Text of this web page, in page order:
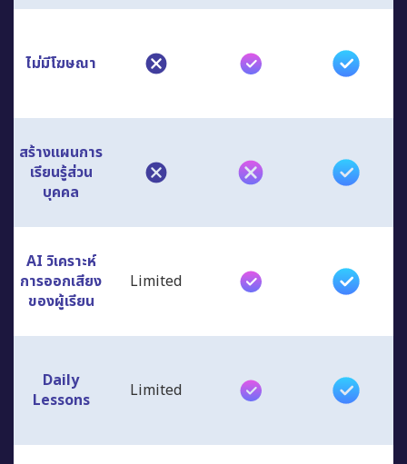
ไม่มีโฆษณา
สร้างแผนการ
เรียนรู้ส่วน
บุคคล
AI วิเคราะห์
การออกเสียง
ของผู้เรียน
Limited
Daily
Lessons
Limited